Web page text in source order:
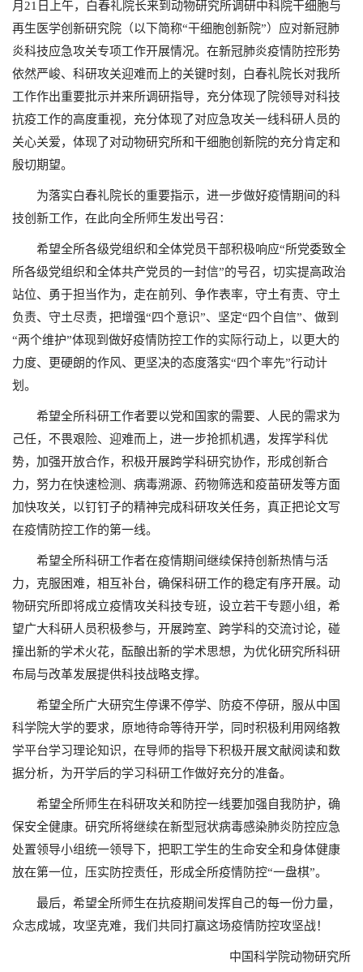
月21日上午，白春礼院长来到动物研究所调研中科院干细胞与
再生医学创新研究院（以下简称“干细胞创新院”）应对新冠肺
炎科技应急攻关专项工作开展情况。在新冠肺炎疫情防控形势
依然严峻、科研攻关迎难而上的关键时刻，白春礼院长对我所
工作作出重要批示并来所调研指导，充分体现了院领导对科技
抗疫工作的高度重视，充分体现了对应急攻关一线科研人员的
关心关爱，体现了对动物研究所和干细胞创新院的充分肯定和
殷切期望。
为落实白春礼院长的重要指示，进一步做好疫情期间的科
技创新工作，在此向全所师生发出号召：
希望全所各级党组织和全体党员干部积极响应“所党委致全
所各级党组织和全体共产党员的一封信”的号召，切实提高政治
站位、勇于担当作为，走在前列、争作表率，守土有责、守土
负责、守土尽责，把增强“四个意识”、坚定“四个自信”、做到
“两个维护”体现到做好疫情防控工作的实际行动上，以更大的
力度、更硬朗的作风、更坚决的态度落实“四个率先”行动计
划。
希望全所科研工作者要以党和国家的需要、人民的需求为
己任，不畏艰险、迎难而上，进一步抢抓机遇，发挥学科优
势，加强开放合作，积极开展跨学科研究协作，形成创新合
力，努力在快速检测、病毒溯源、药物筛选和疫苗研发等方面
加快攻关，以钉钉子的精神完成科研攻关任务，真正把论文写
在疫情防控工作的第一线。
希望全所科研工作者在疫情期间继续保持创新热情与活
力，克服困难，相互补台，确保科研工作的稳定有序开展。动
物研究所即将成立疫情攻关科技专班，设立若干专题小组，希
望广大科研人员积极参与，开展跨室、跨学科的交流讨论，碰
撞出新的学术火花，酝酿出新的学术思想，为优化研究所科研
布局与改革发展提供科技战略支撑。
希望全所广大研究生停课不停学、防疫不停研，服从中国
科学院大学的要求，原地待命等待开学，同时积极利用网络教
学平台学习理论知识，在导师的指导下积极开展文献阅读和数
据分析，为开学后的学习科研工作做好充分的准备。
希望全所师生在科研攻关和防控一线要加强自我防护，确
保安全健康。研究所将继续在新型冠状病毒感染肺炎防控应急
处置领导小组统一领导下，把职工学生的生命安全和身体健康
放在第一位，压实防控责任，形成全所疫情防控“一盘棋”。
最后，希望全所师生在抗疫期间发挥自己的每一份力量，
众志成城，攻坚克难，我们共同打赢这场疫情防控攻坚战！
中国科学院动物研究所